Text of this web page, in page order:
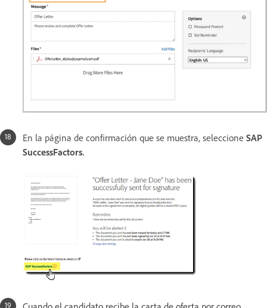
En la página de confirmación que se muestra, seleccione SAP
SuccessFactors.